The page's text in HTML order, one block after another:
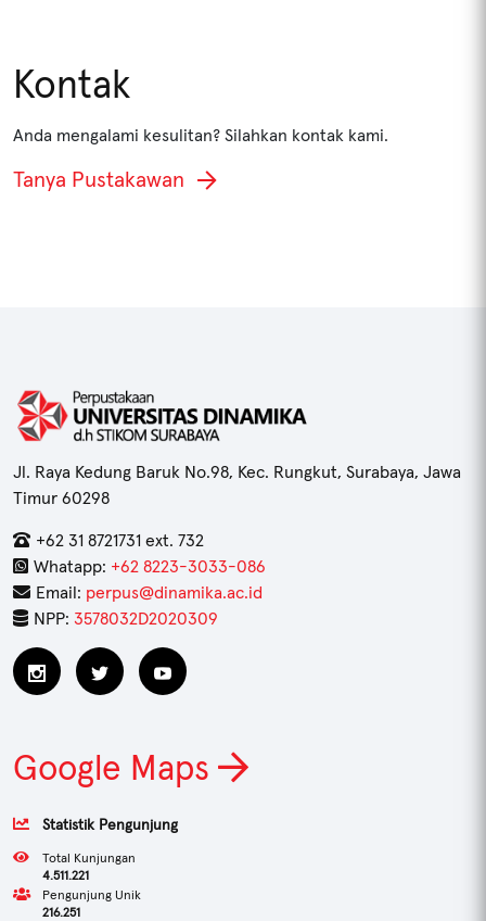
Kontak
Anda mengalami kesulitan? Silahkan kontak kami.
Tanya Pustakawan
Jl. Raya Kedung Baruk No.98, Kec. Rungkut, Surabaya, Jawa
Timur 60298
+62 31 8721731 ext. 732
Whatapp: +62 8223-3033-086
Email: perpus@dinamika.ac.id
NPP: 3578032D2020309
Google Maps
Statistik Pengunjung
Total Kunjungan
4.511.221
Pengunjung Unik
216.251